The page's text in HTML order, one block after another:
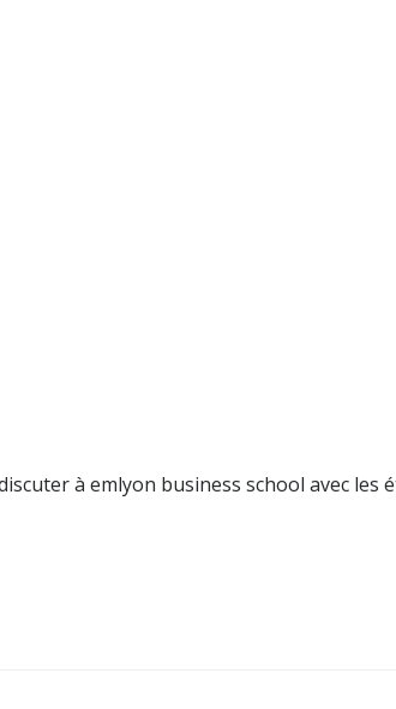
à emlyon business school avec les